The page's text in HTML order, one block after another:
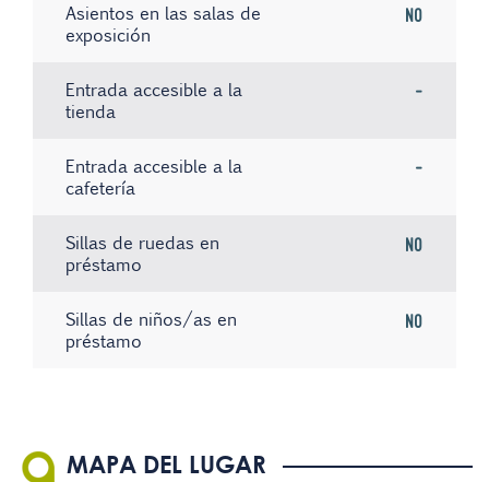
Asientos en las salas de
exposición
No
Entrada accesible a la
tienda
-
Entrada accesible a la
cafetería
-
Sillas de ruedas en
préstamo
No
Sillas de niños/as en
préstamo
No
Audioguías
Los servicios que se ofrecen
No
MAPA DEL LUGAR